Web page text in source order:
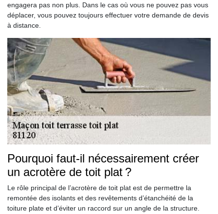
engagera pas non plus. Dans le cas où vous ne pouvez pas vous
déplacer, vous pouvez toujours effectuer votre demande de devis
à distance.
Pourquoi faut-il nécessairement créer
un acrotère de toit plat ?
Le rôle principal de l’acrotère de toit plat est de permettre la
remontée des isolants et des revêtements d’étanchéité de la
toiture plate et d’éviter un raccord sur un angle de la structure.